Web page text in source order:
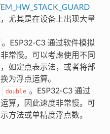
尤其是在设备上出现大量
。ESP32-C3 通过软件模拟
常慢。可以考虑使用不同
如定点表示法，或者将部
为浮点运算。
double 。ESP32-C3 通过
算，因此速度非常慢。可
方法或单精度浮点数。